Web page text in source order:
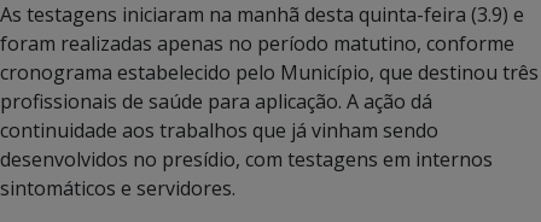
As testagens iniciaram na manhã desta quinta-feira (3.9) e
foram realizadas apenas no período matutino, conforme
cronograma estabelecido pelo Município, que destinou três
profissionais de saúde para aplicação. A ação dá
continuidade aos trabalhos que já vinham sendo
desenvolvidos no presídio, com testagens em internos
sintomáticos e servidores.